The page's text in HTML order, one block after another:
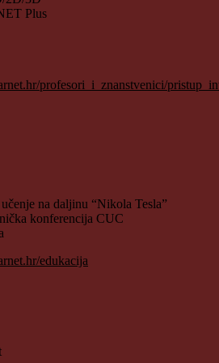
Plus
profesori_i_znanstvenici/
na daljinu “Nikola Tesla”
konferencija CUC
edukacija